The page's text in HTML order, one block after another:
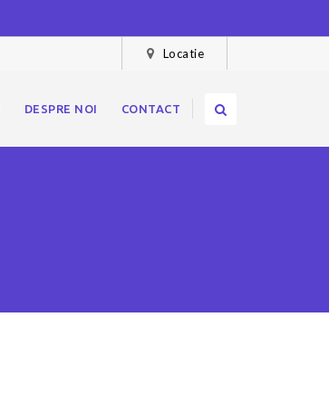
Locatie
DESPRE NOI CONTACT